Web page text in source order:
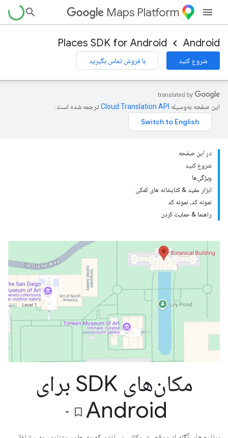
Maps Platform
Android
Places SDK for Android
شروع کنید با فروش تماس بگیرید
این صفحه به‌وسیله ترجمه شده است.
در این صفحه
شروع کنید
ویژگی‌ها
ابزار مفید & کتابخانه های کمکی
نمونه کد، نمونه کد
راهنما & حمایت کردن
مکان‌های SDK برای
Android
bookmark_border